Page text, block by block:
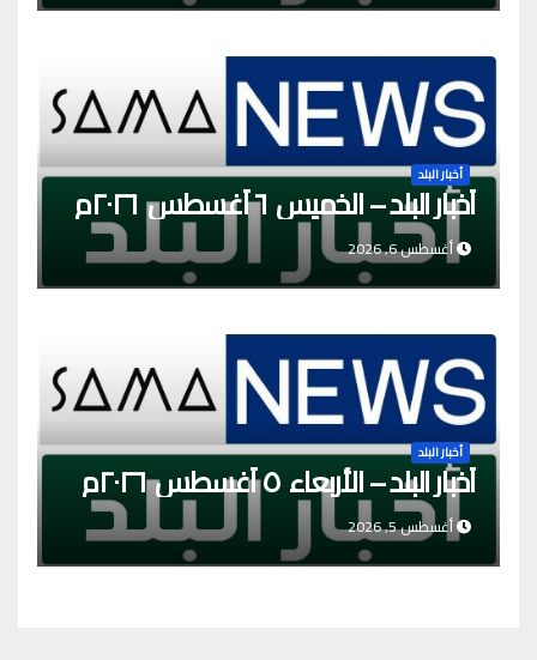
أخبار البلد
أخبار البلد – الخميس ٦ أغسطس ٢٠٢٦م
أغسطس 6, 2026
أخبار البلد
أخبار البلد – الأربعاء ٥ أغسطس ٢٠٢٦م
أغسطس 5, 2026